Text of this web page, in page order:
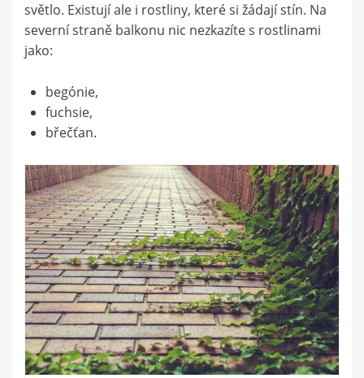
světlo. Existují ale i rostliny, které si žádají stín. Na
severní straně balkonu nic nezkazíte s rostlinami
jako:
begónie,
fuchsie,
břečťan.